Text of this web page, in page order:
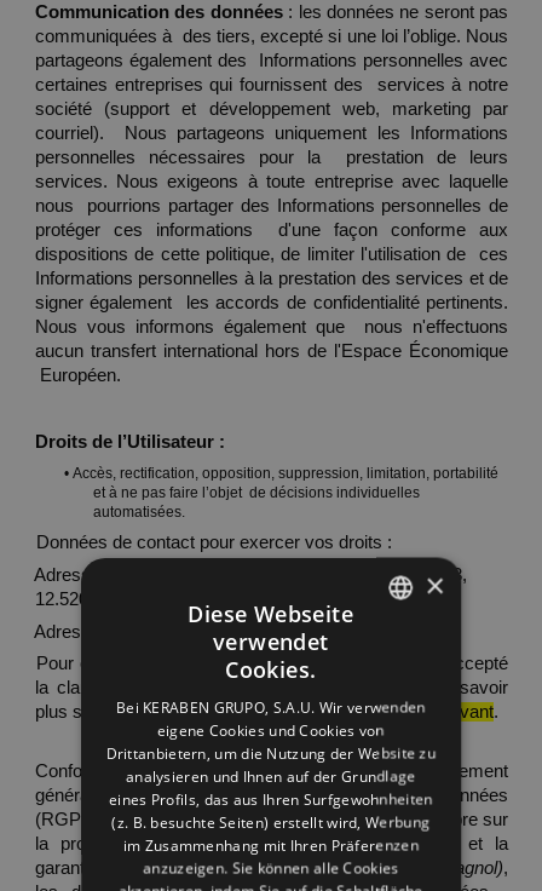
Communication des données : les données ne seront pas
communiquées à  des tiers, excepté si une loi l’oblige. Nous
partageons également des  Informations personnelles avec
certaines entreprises qui fournissent des  services à notre
société (support et développement web, marketing par
courriel).  Nous partageons uniquement les Informations
personnelles nécessaires pour la  prestation de leurs
services. Nous exigeons à toute entreprise avec laquelle
nous  pourrions partager des Informations personnelles de
protéger ces informations  d'une façon conforme aux
dispositions de cette politique, de limiter l'utilisation de  ces
Informations personnelles à la prestation des services et de
signer également  les accords de confidentialité pertinents.
Nous vous informons également que  nous n'effectuons
aucun transfert international hors de l'Espace Économique
Européen.
Droits de l’Utilisateur :
• Accès, rectification, opposition, suppression, limitation, portabilité
et à ne pas faire l’objet  de décisions individuelles
automatisées.
Données de contact pour exercer vos droits :
Adresse postale : Valencia- Barcelona Route, Km.44,3,
12.520- Nules  (Castellón).
Adresse e-mail :
lopd@keraben.com.
Pour continuer, vous devez reconnaître avoir lu et accepté
la clause précédente.  Vous pouvez également en savoir
plus sur notre politique de confidentialité sur le lien suivant.
Conformément aux dispositions établies dans le Règlement
général (UE)  2016/679 sur la protection des données
(RGPD) et dans la Loi organique 3/2018  du 5 décembre sur
la protection des données à caractère personnel et la
garantie  des droits numériques (LOPDGDD en espagnol),
FRENCH
GERMAN
×
Diese Webseite
verwendet
Cookies.
Bei KERABEN GRUPO, S.A.U. Wir verwenden
eigene Cookies und Cookies von
Drittanbietern, um die Nutzung der Website zu
analysieren und Ihnen auf der Grundlage
eines Profils, das aus Ihren Surfgewohnheiten
(z. B. besuchte Seiten) erstellt wird, Werbung
im Zusammenhang mit Ihren Präferenzen
anzuzeigen. Sie können alle Cookies